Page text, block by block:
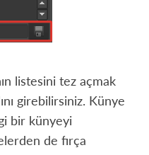
listesini tez açmak
girebilirsiniz. Künye
bir künyeyi
de fırça